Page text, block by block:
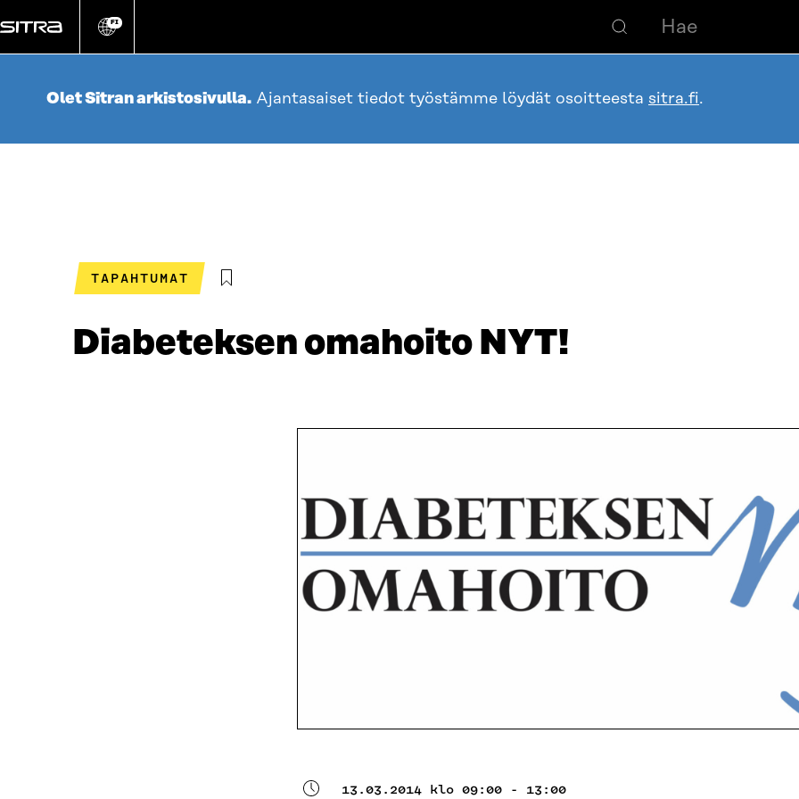
suoraan
Vaihda
kieli
FI
Olet Sitran arkistosivulla. Ajantasaiset tiedot työstämme löydät osoitteesta sitra.fi.
TAPAHTUMAT
Diabeteksen omahoito NYT!
13.03.2014 klo 09:00 - 13:00